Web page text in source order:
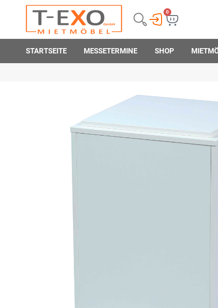
0
STARTSEITE MESSETERMINE SHOP